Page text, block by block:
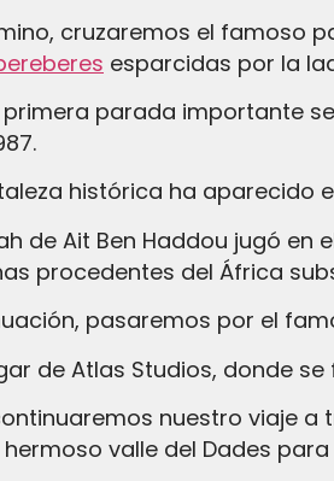
cruzaremos el famoso
esparcidas por la
parada importante
histórica ha aparecido
de Ait Ben Haddou jugó
procedentes del África
pasaremos por el
de Atlas Studios, donde
nuestro viaje a
valle del Dades